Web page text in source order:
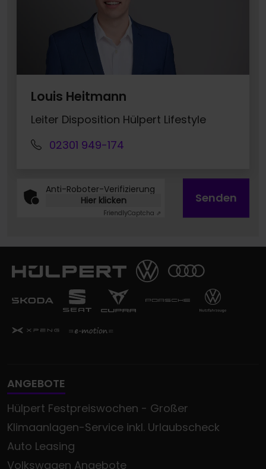
Louis Heitmann
Leiter Disposition Hülpert Lifestyle
02301 949-174
Anti-Roboter-Verifizierung
Hier klicken
FriendlyCaptcha ⇗
Senden
ANGEBOTE
Hülpert Festpreiswochen - Großer
Klimaanlagen-Service inkl. Urlaubscheck
Auto Leasing
Volkswagen Angebote